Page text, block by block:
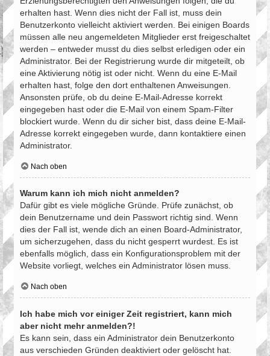
erhalten hast. Wenn dies nicht der Fall ist, muss dein
Benutzerkonto vielleicht aktiviert werden. Bei einigen Boards
müssen alle neu angemeldeten Mitglieder erst freigeschaltet
werden – entweder musst du dies selbst erledigen oder ein
Administrator. Bei der Registrierung wurde dir mitgeteilt, ob
eine Aktivierung nötig ist oder nicht. Wenn du eine E-Mail
erhalten hast, folge den dort enthaltenen Anweisungen.
Ansonsten prüfe, ob du deine E-Mail-Adresse korrekt
eingegeben hast oder die E-Mail von einem Spam-Filter
blockiert wurde. Wenn du dir sicher bist, dass deine E-Mail-
Adresse korrekt eingegeben wurde, dann kontaktiere einen
Administrator.
Nach oben
Warum kann ich mich nicht anmelden?
Dafür gibt es viele mögliche Gründe. Prüfe zunächst, ob
dein Benutzername und dein Passwort richtig sind. Wenn
dies der Fall ist, wende dich an einen Board-Administrator,
um sicherzugehen, dass du nicht gesperrt wurdest. Es ist
ebenfalls möglich, dass ein Konfigurationsproblem mit der
Website vorliegt, welches ein Administrator lösen muss.
Nach oben
Ich habe mich vor einiger Zeit registriert, kann mich
aber nicht mehr anmelden?!
Es kann sein, dass ein Administrator dein Benutzerkonto
aus verschieden Gründen deaktiviert oder gelöscht hat.